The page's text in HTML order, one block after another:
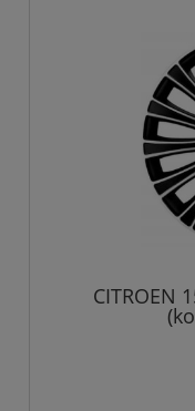
CITROEN